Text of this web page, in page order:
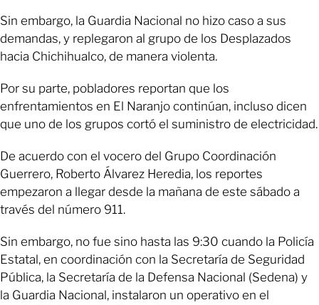
Sin embargo, la Guardia Nacional no hizo caso a sus
demandas, y replegaron al grupo de los Desplazados
hacia Chichihualco, de manera violenta.
Por su parte, pobladores reportan que los
enfrentamientos en El Naranjo continúan, incluso dicen
que uno de los grupos cortó el suministro de electricidad.
De acuerdo con el vocero del Grupo Coordinación
Guerrero, Roberto Álvarez Heredia, los reportes
empezaron a llegar desde la mañana de este sábado a
través del número 911.
Sin embargo, no fue sino hasta las 9:30 cuando la Policía
Estatal, en coordinación con la Secretaría de Seguridad
Pública, la Secretaría de la Defensa Nacional (Sedena) y
la Guardia Nacional, instalaron un operativo en el